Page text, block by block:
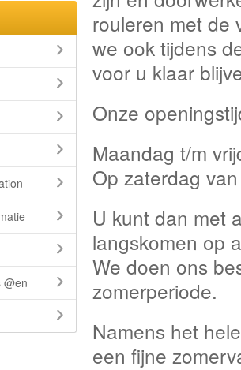
@en
rouleren met de
we ook tijdens
voor u klaar
Onze
Maandag t/m
Op zaterdag
U kunt dan met
langskomen op
We doen ons
zomerperiode.
Namens het
een fijne